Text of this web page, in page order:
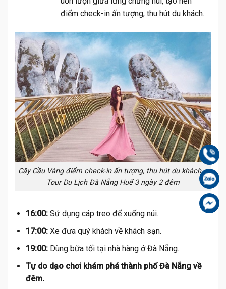
điểm check-in ấn tượng, thu hút du khách.
Cây Cầu Vàng điểm check-in ấn tượng, thu hút du khách –
Tour Du Lịch Đà Nẵng Huế 3 ngày 2 đêm
16:00:Sử dụng cáp treo để xuống núi.
17:00:Xe đưa quý khách về khách sạn.
19:00:Dùng bữa tối tại nhà hàng ở Đà Nẵng.
Tự do dạo chơi khám phá thành phố Đà Nẵng về
đêm.